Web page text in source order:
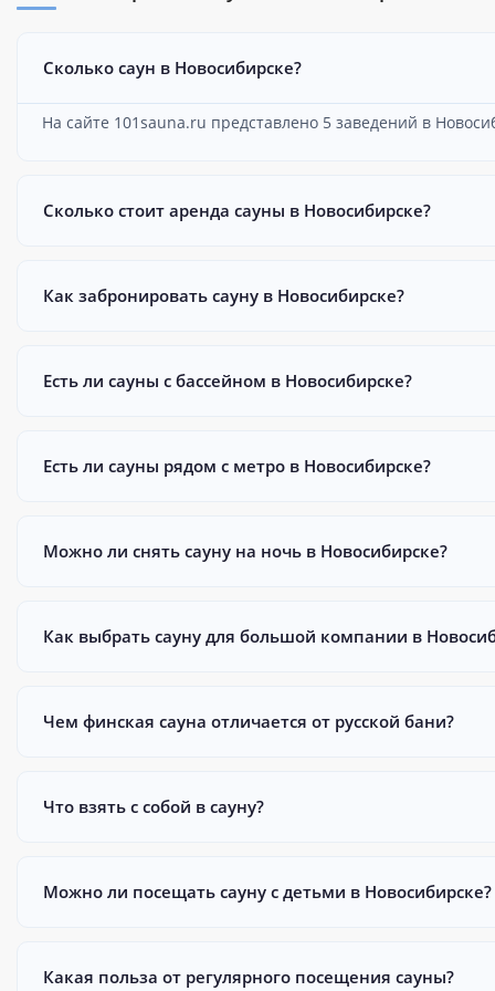
Сколько саун в Новосибирске?
На сайте 101sauna.ru представлено 5 заведений в
Сколько стоит аренда сауны в Новосибирске?
Как забронировать сауну в Новосибирске?
Есть ли сауны с бассейном в Новосибирске?
Есть ли сауны рядом с метро в Новосибирске?
Можно ли снять сауну на ночь в Новосибирске?
Как выбрать сауну для большой компании в
Чем финская сауна отличается от русской бани?
Что взять с собой в сауну?
Можно ли посещать сауну с детьми в Новосибирске?
Какая польза от регулярного посещения сауны?